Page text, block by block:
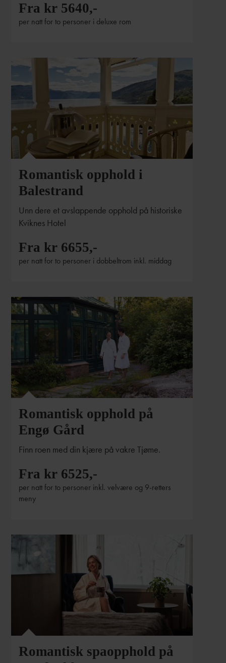
Fra kr 5640,-
per natt for to personer i deluxe rom
Romantisk opphold i
Balestrand
Unn dere et avslappende opphold på historiske
Kviknes Hotel
Fra kr 6655,-
per natt for to personer i dobbeltrom inkl. middag
Romantisk opphold på
Engø Gård
Finn roen med din kjære på vakre Tjøme.
Fra kr 6525,-
per natt for to personer inkl. velvære og 9-retters
meny
Romantisk spaopphold på